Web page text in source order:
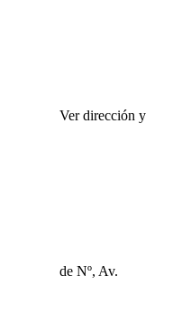
Ver dirección y
de Nº, Av.